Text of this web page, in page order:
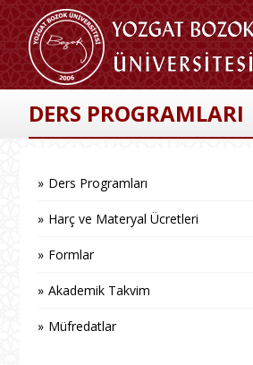
DERS PROGRAMLARI
Ders Programları
Harç ve Materyal Ücretleri
Formlar
Akademik Takvim
Müfredatlar